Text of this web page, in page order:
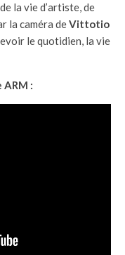
la vie d’artiste, de
la caméra deVittotio
le quotidien, la vie
ARM :